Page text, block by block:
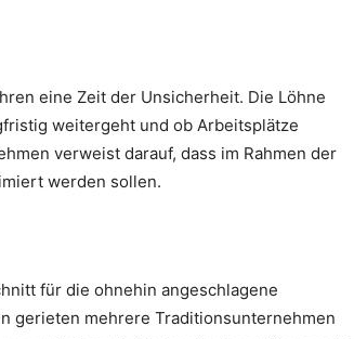
eine Zeit der Unsicherheit. Die Löhne
weitergeht und ob Arbeitsplätze
verweist darauf, dass im Rahmen der
werden sollen.
für die ohnehin angeschlagene
gerieten mehrere Traditionsunternehmen